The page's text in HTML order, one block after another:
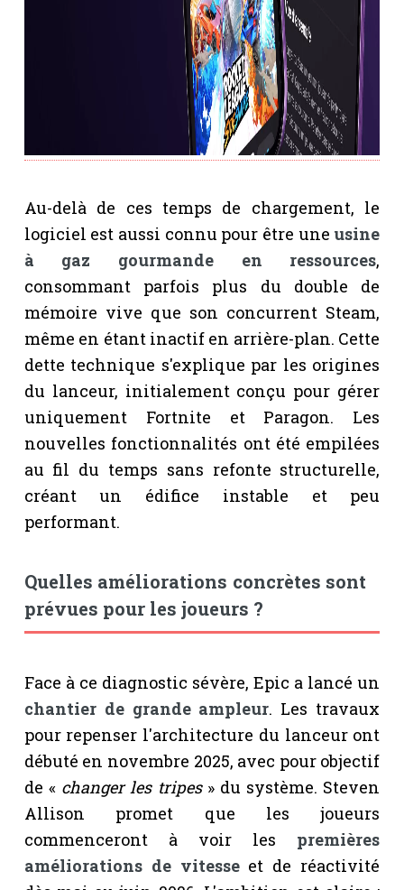
Au-delà de ces temps de chargement, le
logiciel est aussi connu pour être une usine
à gaz gourmande en ressources,
consommant parfois plus du double de
mémoire vive que son concurrent Steam,
même en étant inactif en arrière-plan. Cette
dette technique s'explique par les origines
du lanceur, initialement conçu pour gérer
uniquement Fortnite et Paragon. Les
nouvelles fonctionnalités ont été empilées
au fil du temps sans refonte structurelle,
créant un édifice instable et peu
performant.
Quelles améliorations concrètes sont
prévues pour les joueurs ?
Face à ce diagnostic sévère, Epic a lancé un
chantier de grande ampleur. Les travaux
pour repenser l'architecture du lanceur ont
débuté en novembre 2025, avec pour objectif
de « changer les tripes» du système. Steven
Allison promet que les joueurs
commenceront à voir les premières
améliorations de vitesseet de réactivité